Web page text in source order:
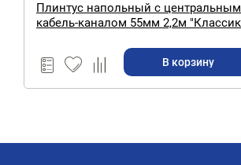
Плинтус напольный с центральным
кабель-каналом 55мм 2,2м "Классик"
В корзину